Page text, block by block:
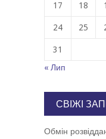
17 18
24 25
31
« Лип
СВІЖІ
Обмін